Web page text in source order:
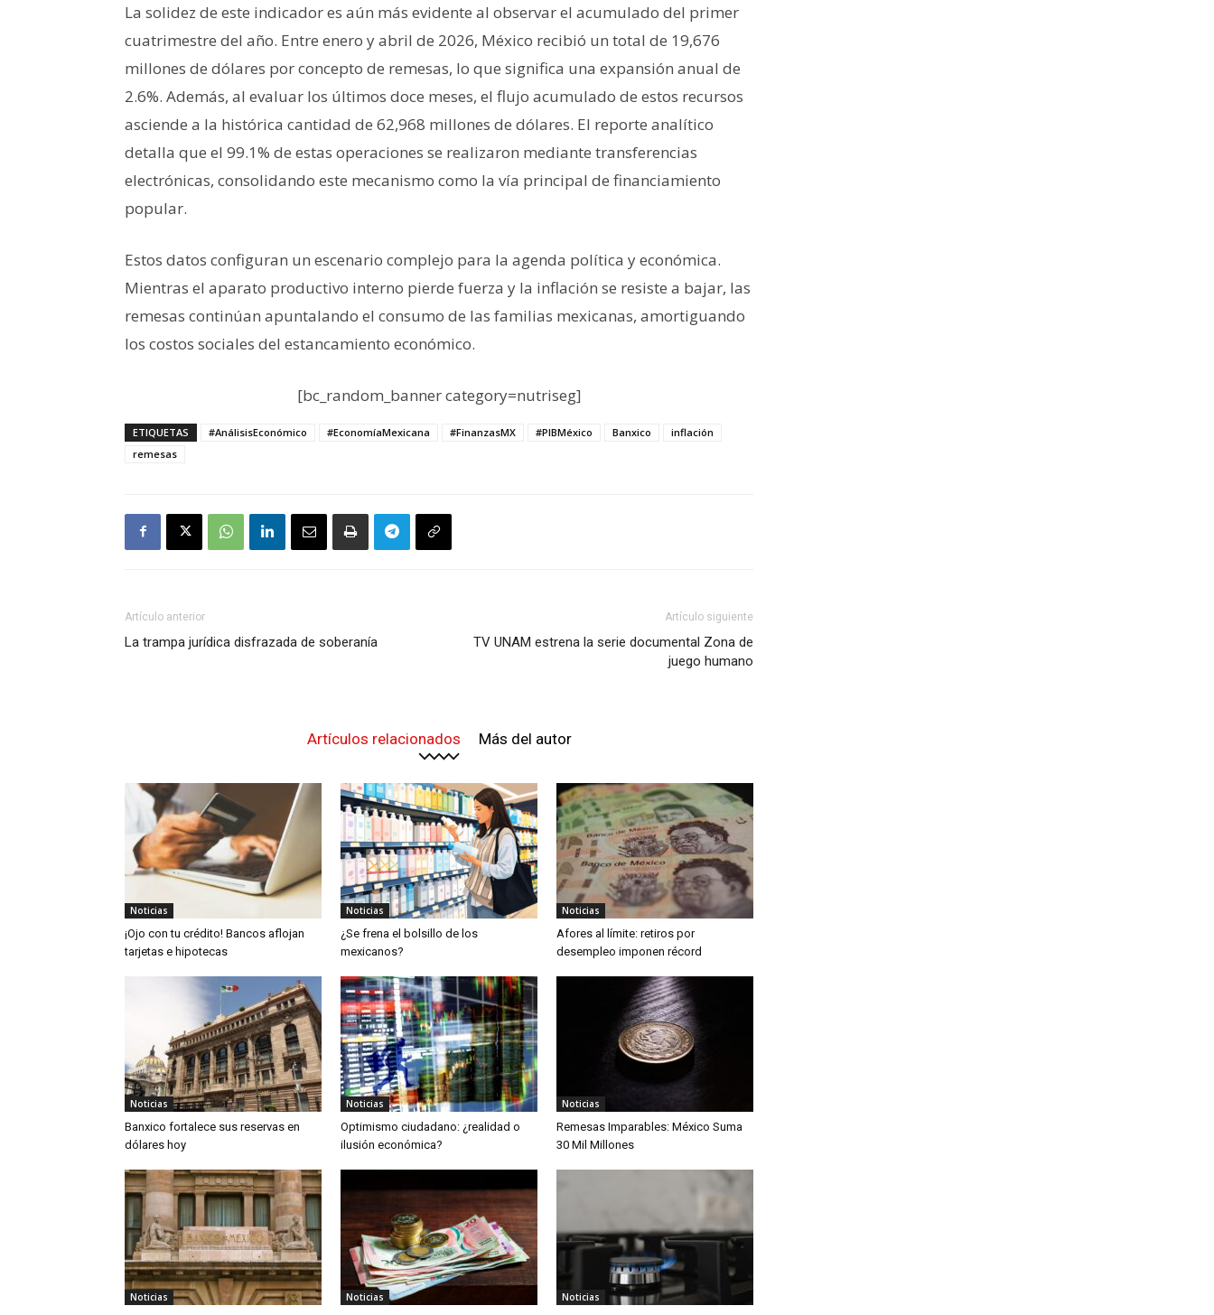
La solidez de este indicador es aún más evidente al observar el acumulado del primer
cuatrimestre del año. Entre enero y abril de 2026, México recibió un total de 19,676
millones de dólares por concepto de remesas, lo que significa una expansión anual de
2.6%. Además, al evaluar los últimos doce meses, el flujo acumulado de estos recursos
asciende a la histórica cantidad de 62,968 millones de dólares. El reporte analítico
detalla que el 99.1% de estas operaciones se realizaron mediante transferencias
electrónicas, consolidando este mecanismo como la vía principal de financiamiento
popular.
Estos datos configuran un escenario complejo para la agenda política y económica.
Mientras el aparato productivo interno pierde fuerza y la inflación se resiste a bajar, las
remesas continúan apuntalando el consumo de las familias mexicanas, amortiguando
los costos sociales del estancamiento económico.
[bc_random_banner category=nutriseg]
ETIQUETAS #AnálisisEconómico #EconomíaMexicana #FinanzasMX #PIBMéxico Banxico
inflación
remesas
Artículo anterior
La trampa jurídica disfrazada de soberanía
Artículo siguiente
TV UNAM estrena la serie documental Zona de
juego humano
Artículos relacionados Más del autor
Noticias
¡Ojo con tu crédito! Bancos aflojan
tarjetas e hipotecas
Noticias
¿Se frena el bolsillo de los
mexicanos?
Noticias
Afores al límite: retiros por
desempleo imponen récord
Noticias
Banxico fortalece sus reservas en
dólares hoy
Noticias
Optimismo ciudadano: ¿realidad o
ilusión económica?
Noticias
Remesas Imparables: México Suma
30 Mil Millones
Noticias Noticias Noticias